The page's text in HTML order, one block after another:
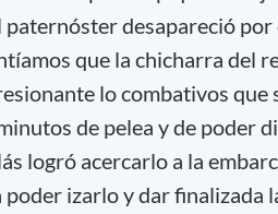
paternóster desapareció
que la chicharra del
lo combativos que
de pelea y de poder
logró acercarlo a la
izarlo y dar finalizada